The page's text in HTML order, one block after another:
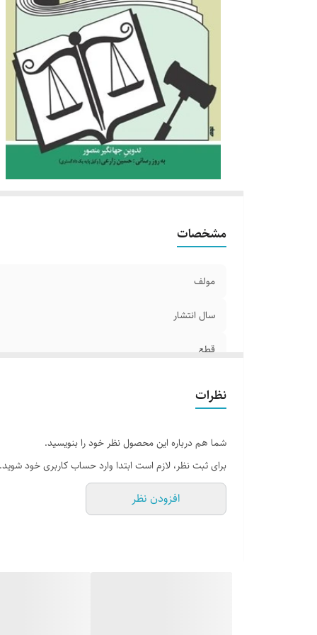
مشخصات
مولف
سال انتشار
قطع
نظرات
شما هم درباره این محصول نظر خود را بنویسید.
برای ثبت نظر، لازم است ابتدا وارد حساب کاربری خود شوید.
افزودن نظر